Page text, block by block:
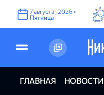
7августа ,2026 •
Пятница
ГЛАВНАЯ НОВОСТИ